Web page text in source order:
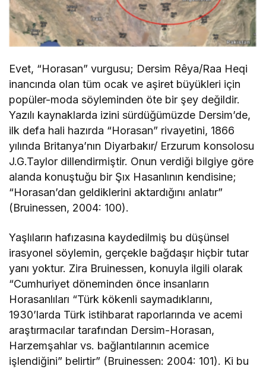
Evet, “Horasan” vurgusu; Dersim Rêya/Raa Heqi
inancında olan tüm ocak ve aşiret büyükleri için
popüler-moda söyleminden öte bir şey değildir.
Yazılı kaynaklarda izini sürdüğümüzde Dersim’de,
ilk defa hali hazırda “Horasan” rivayetini, 1866
yılında Britanya’nın Diyarbakır/ Erzurum konsolosu
J.G.Taylor dillendirmiştir. Onun verdiği bilgiye göre
alanda konuştuğu bir Şıx Hasanlının kendisine;
“Horasan’dan geldiklerini aktardığını anlatır”
(Bruinessen, 2004: 100).
Yaşlıların hafızasına kaydedilmiş bu düşünsel
irasyonel söylemin, gerçekle bağdaşır hiçbir tutar
yanı yoktur. Zira Bruinessen, konuyla ilgili olarak
“Cumhuriyet döneminden önce insanların
Horasanlıları “Türk kökenli saymadıklarını,
1930’larda Türk istihbarat raporlarında ve acemi
araştırmacılar tarafından Dersim-Horasan,
Harzemşahlar vs. bağlantılarının acemice
işlendiğini” belirtir” (Bruinessen: 2004: 101). Ki bu